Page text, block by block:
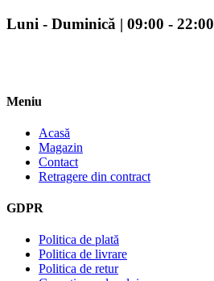
Luni - Duminică | 09:00 - 22:00
Meniu
Acasă
Magazin
Contact
Retragere din contract
GDPR
Politica de plată
Politica de livrare
Politica de retur